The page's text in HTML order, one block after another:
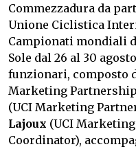
Commezzadura da
Unione Ciclistica
Campionati mondiali
Sole dal 26 al 30
funzionari, composto
Marketing
(UCI Marketing
Lajoux (UCI
Coordinator),